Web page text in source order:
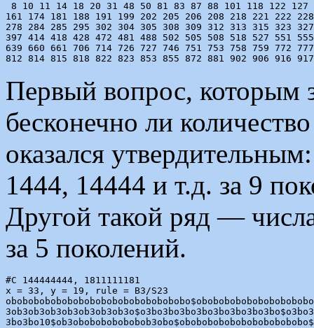
8 10 11 14 18 20 31 48 50 81 83 87 88 101 118 122 127
161 174 181 188 191 199 202 205 206 208 218 221 222
278 284 285 295 302 304 305 308 309 312 313 315 323
397 414 418 428 472 481 488 502 505 508 518 527 551
639 660 661 706 714 726 727 746 751 753 758 759 772
Первый вопрос, которым
бесконечно ли
оказался
1444, 14444 и т.д. за 9
Другой такой ряд —
за 5 поколений.
#C 144444444, 1811111181
x = 33, y = 19, rule = B3/S23